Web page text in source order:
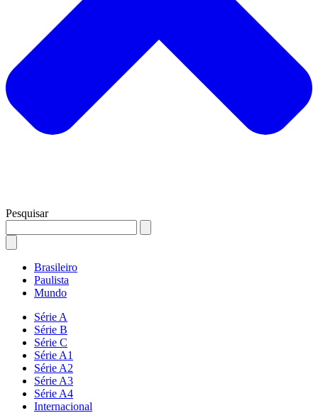
Pesquisar
Brasileiro
Paulista
Mundo
Série A
Série B
Série C
Série A1
Série A2
Série A3
Série A4
Internacional